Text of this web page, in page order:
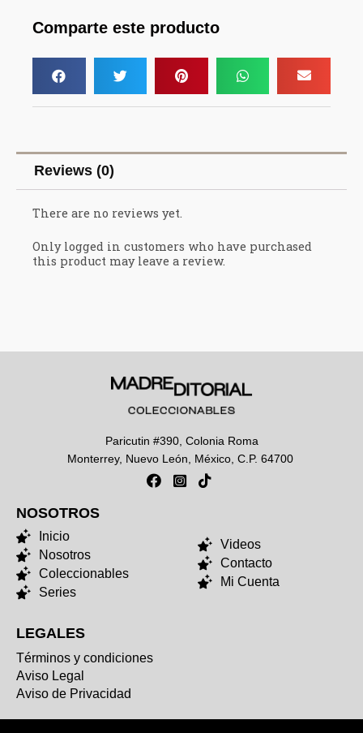
Comparte este producto
Reviews (0)
There are no reviews yet.
Only logged in customers who have purchased
this product may leave a review.
Paricutin #390, Colonia Roma
Monterrey, Nuevo León, México, C.P. 64700
NOSOTROS
Inicio
Nosotros
Coleccionables
Series
Videos
Contacto
Mi Cuenta
LEGALES
Términos y condiciones
Aviso Legal
Aviso de Privacidad